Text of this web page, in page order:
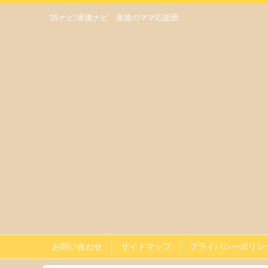
35ナビ/産後ナビ 産後のママ応援団
お問い合わせ サイトマップ プライバシーポリシ